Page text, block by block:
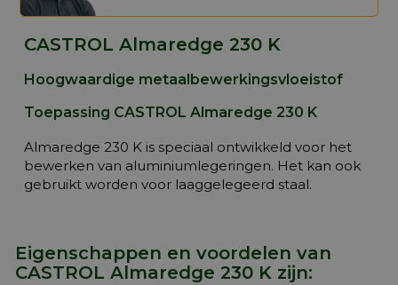
CASTROL Almaredge 230 K
Hoogwaardige metaalbewerkingsvloeistof
Toepassing CASTROL Almaredge 230 K
Almaredge 230 K is speciaal ontwikkeld voor het
bewerken van aluminiumlegeringen. Het kan ook
gebruikt worden voor laaggelegeerd staal.
Eigenschappen en voordelen van
CASTROL Almaredge 230 K zijn: